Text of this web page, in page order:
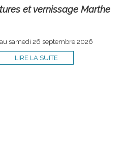
et vernissage Marthe
samedi 26 septembre 2026
LIRE LA SUITE